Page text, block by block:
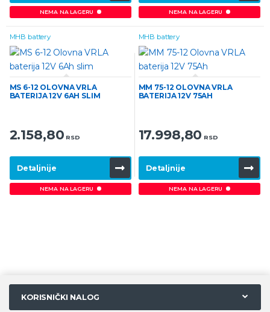
NEMA NA LAGERU NEMA NA LAGERU
MHB battery
MS 6-12 OLOVNA VRLA
BATERIJA 12V 6AH SLIM
2.158,80 RSD
Detaljnije
NEMA NA LAGERU
MHB battery
MM 75-12 OLOVNA VRLA
BATERIJA 12V 75AH
17.998,80 RSD
Detaljnije
NEMA NA LAGERU
KORISNIČKI NALOG